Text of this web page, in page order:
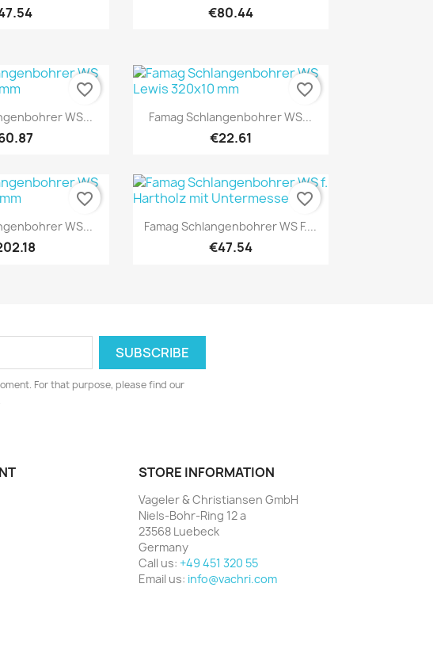
€80.44
view WS...
favorite_border
Quick view
Famag Schlangenbohrer WS...
€22.61
favorite_border
view WS...
favorite_border
Quick view
Famag Schlangenbohrer WS F....
€47.54
favorite_border
For that purpose, please find our
STORE INFORMATION
Vageler & Christiansen GmbH
Niels-Bohr-Ring 12 a
23568 Luebeck
Germany
Call us: +49 451 320 55
Email us: info@vachri.com